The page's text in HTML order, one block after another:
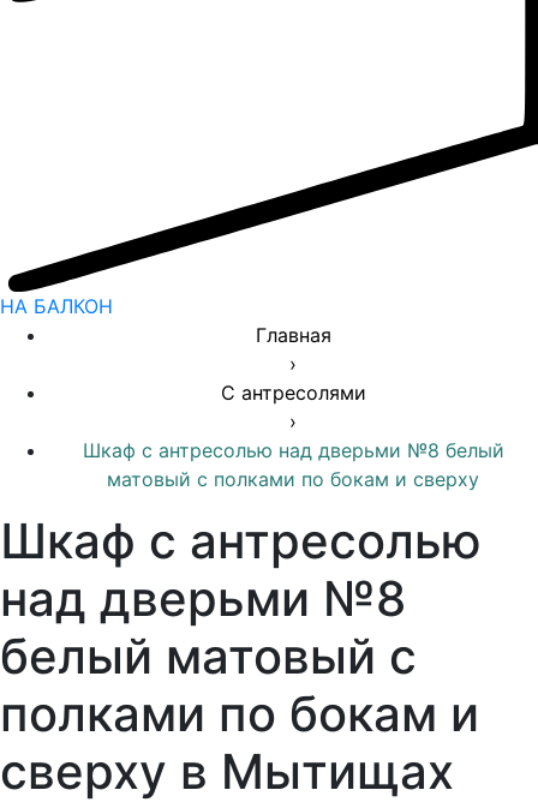
НА БАЛКОН
Главная
›
С антресолями
›
Шкаф с антресолью над дверьми №8 белый
матовый с полками по бокам и сверху
Шкаф с антресолью
над дверьми №8
белый матовый с
полками по бокам и
сверху в Мытищах